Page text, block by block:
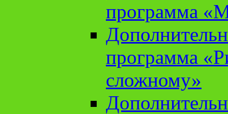
программа
программа
сложному»